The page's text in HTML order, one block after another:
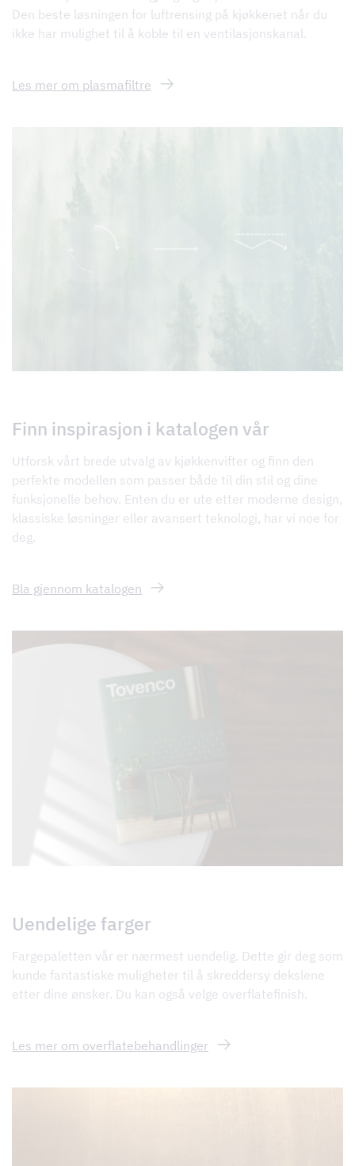
Den beste løsningen for luftrensing på kjøkkenet når du
ikke har mulighet til å koble til en ventilasjonskanal.
Les mer om plasmafiltre
Finn inspirasjon i katalogen vår
Utforsk vårt brede utvalg av kjøkkenvifter og finn den
perfekte modellen som passer både til din stil og dine
funksjonelle behov. Enten du er ute etter moderne design,
klassiske løsninger eller avansert teknologi, har vi noe for
deg.
Bla gjennom katalogen
Uendelige farger
Fargepaletten vår er nærmest uendelig. Dette gir deg som
kunde fantastiske muligheter til å skreddersy dekslene
etter dine ønsker. Du kan også velge overflatefinish.
Les mer om overflatebehandlinger